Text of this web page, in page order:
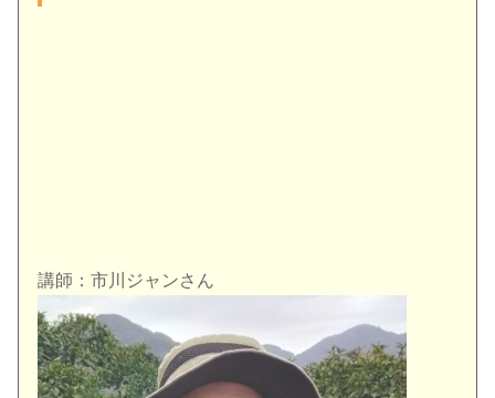
講師：市川ジャンさん